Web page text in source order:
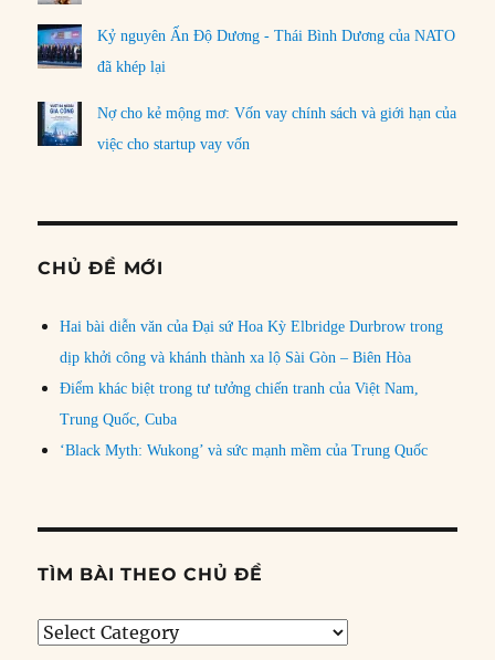
Kỷ nguyên Ấn Độ Dương - Thái Bình Dương của NATO
đã khép lại
Nợ cho kẻ mộng mơ: Vốn vay chính sách và giới hạn của
việc cho startup vay vốn
CHỦ ĐỀ MỚI
Hai bài diễn văn của Đại sứ Hoa Kỳ Elbridge Durbrow trong
dịp khởi công và khánh thành xa lộ Sài Gòn – Biên Hòa
Điểm khác biệt trong tư tưởng chiến tranh của Việt Nam,
Trung Quốc, Cuba
‘Black Myth: Wukong’ và sức mạnh mềm của Trung Quốc
TÌM BÀI THEO CHỦ ĐỀ
Tìm